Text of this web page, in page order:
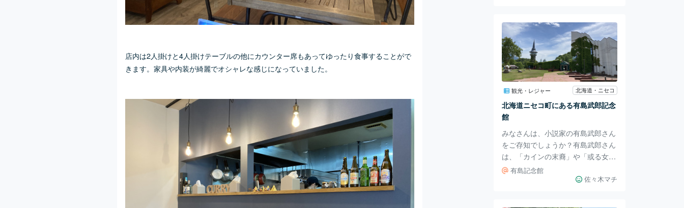
店内は2人掛けと4人掛けテーブルの他にカウンター席もあってゆったり食事することがで
きます。家具や内装が綺麗でオシャレな感じになっていました。
ます。 ここでは、ウォーキングや
ランニング、犬の散歩をする方もい
らっしゃいましたよ。 駐車場から
広場までは距離があるため、未就学
児は自転車やベビーカー持参がおす
すめです。 景色を見ながら歩いて
いると…水路にカモの親子を発見！
10羽ほどいたカモの子どもたちは、
行く人々を立ち止まら
観光・レジャー 北海道・ニセコ
北海道ニセコ町にある有島武郎記念
館
みなさんは、小説家の有島武郎さん
をご存知でしょうか？有島武郎さん
は、「カインの末裔」や「或る女」
などで知られる大正期にかけて活躍
した小説家です。北海道ニセコ町に
有島記念館
佐々木マチ